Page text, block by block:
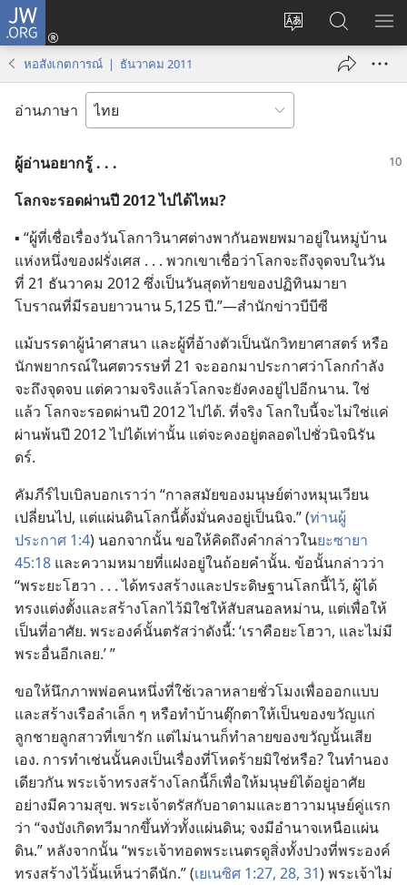
JW.ORG
เปลี่ยน
เข้า
(เปิด
ใหม่)
ค้นหา
ใน
JW.ORG
แส
หอสังเกตการณ์ | ธันวาคม 2011
อ่านภาษา
ผู้​อ่าน​อยาก​รู้ . . .
โลก​จะ​รอด​ผ่าน​ปี 2012 ไป​ได้​ไหม?
▪ “ผู้​ที่​เชื่อ​เรื่อง​วัน​โลกา​วินาศ​ต่าง​พา​กัน​อพยพ​มา​อยู่​ใน​หมู่​บ้าน​
แห่ง​หนึ่ง​ของ​ฝรั่งเศส . . . พวก​เขา​เชื่อ​ว่า​โลก​จะ​ถึง​จุด​จบ​ใน​วัน​
ที่ 21 ธันวาคม 2012 ซึ่ง​เป็น​วัน​สุด​ท้าย​ของ​ปฏิทิน​มายา​
โบราณ​ที่​มี​รอบ​ยาว​นาน 5,125 ปี.”—สำนัก​ข่าว​บีบีซี
แม้​บรรดา​ผู้​นำ​ศาสนา และ​ผู้​ที่​อ้าง​ตัว​เป็น​นัก​วิทยาศาสตร์ หรือ​
นัก​พยากรณ์​ใน​ศตวรรษ​ที่ 21 จะ​ออก​มา​ประกาศ​ว่า​โลก​กำลัง​
จะ​ถึง​จุด​จบ แต่​ความ​จริง​แล้ว​โลก​จะ​ยัง​คง​อยู่​ไป​อีก​นาน. ใช่​
แล้ว โลก​จะ​รอด​ผ่าน​ปี 2012 ไป​ได้. ที่​จริง โลก​ใบ​นี้​จะ​ไม่​ใช่​แค่​
ผ่าน​พ้น​ปี 2012 ไป​ได้​เท่า​นั้น แต่​จะ​คง​อยู่​ตลอด​ไป​ชั่ว​นิจ​นิรัน
ดร์.
คัมภีร์​ไบเบิล​บอก​เรา​ว่า “กาล​สมัย​ของ​มนุษย์​ต่าง​หมุน​เวียน​
เปลี่ยน​ไป, แต่​แผ่นดิน​โลก​นี้​ตั้ง​มั่นคง​อยู่​เป็น​นิจ.” (ท่าน​ผู้​
ประกาศ 1:4) นอก​จาก​นั้น ขอ​ให้​คิด​ถึง​คำ​กล่าว​ใน​ยะซายา
45:18 และ​ความ​หมาย​ที่​แฝง​อยู่​ใน​ถ้อย​คำ​นั้น. ข้อ​นั้น​กล่าว​ว่า
“พระ​ยะโฮวา . . . ได้​ทรง​สร้าง​และ​ประดิษฐาน​โลก​นี้​ไว้, ผู้​ได้​
ทรง​แต่ง​ตั้ง​และ​สร้าง​โลก​ไว้​มิ​ใช่​ให้​สับสน​อลหม่าน, แต่​เพื่อ​ให้​
เป็น​ที่​อาศัย. พระองค์​นั้น​ตรัส​ว่า​ดัง​นี้: ‘เรา​คือ​ยะโฮวา, และ​ไม่​มี​
พระ​อื่น​อีก​เลย.’ ”
ขอ​ให้​นึก​ภาพ​พ่อ​คน​หนึ่ง​ที่​ใช้​เวลา​หลาย​ชั่วโมง​เพื่อ​ออก​แบบ​
และ​สร้าง​เรือ​ลำ​เล็ก ๆ หรือ​ทำ​บ้าน​ตุ๊กตา​ให้​เป็น​ของ​ขวัญ​แก่​
ลูก​ชาย​ลูก​สาว​ที่​เขา​รัก แต่​ไม่​นาน​ก็​ทำลาย​ของ​ขวัญ​นั้น​เสีย​
เอง. การ​ทำ​เช่น​นั้น​คง​เป็น​เรื่อง​ที่​โหด​ร้าย​มิ​ใช่​หรือ? ใน​ทำนอง​
เดียว​กัน พระเจ้า​ทรง​สร้าง​โลก​นี้​ก็​เพื่อ​ให้​มนุษย์​ได้​อยู่​อาศัย​
อย่าง​มี​ความ​สุข. พระเจ้า​ตรัส​กับ​อาดาม​และ​ฮาวา​มนุษย์​คู่​แรก​
ว่า “จง​บังเกิด​ทวี​มาก​ขึ้น​ทั่ว​ทั้ง​แผ่นดิน; จง​มี​อำนาจ​เหนือ​แผ่น
ดิน.” หลัง​จาก​นั้น “พระเจ้า​ทอด​พระ​เนตร​ดู​สิ่ง​ทั้ง​ปวง​ที่​พระองค์​
ทรง​สร้าง​ไว้​นั้น​เห็น​ว่า​ดี​นัก.” (เยเนซิศ 1:27, 28, 31) พระเจ้า​ไม่​